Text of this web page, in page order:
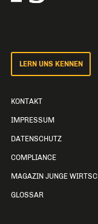
LERN UNS KENNEN
KONTAKT
IMPRESSUM
DATENSCHUTZ
COMPLIANCE
MAGAZIN JUNGE
GLOSSAR